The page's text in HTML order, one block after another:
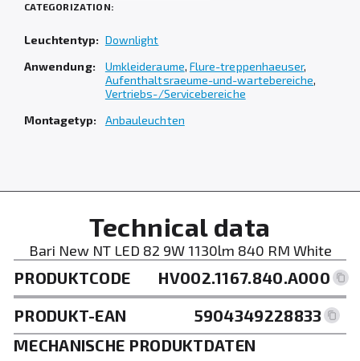
CATEGORIZATION:
Leuchtentyp: Downlight
Anwendung:
Umkleideraume, Flure-treppenhaeuser,
Aufenthaltsraeume-und-wartebereiche,
Vertriebs-/Servicebereiche
Montagetyp:
Anbauleuchten
Technical data
Bari New NT LED 82 9W 1130lm 840 RM White
PRODUKTCODE
HV002.1167.840.A000
PRODUKT-EAN
5904349228833
MECHANISCHE PRODUKTDATEN